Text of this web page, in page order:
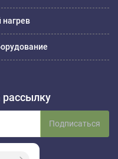
рассылку
Подписаться